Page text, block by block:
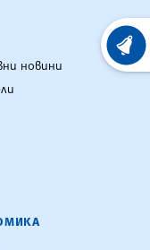
АГЕНЦИЯ
новини